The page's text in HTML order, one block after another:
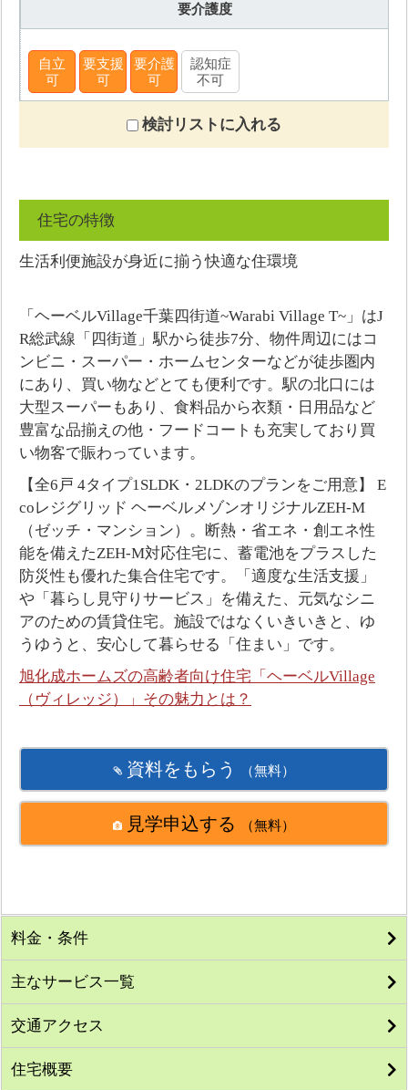
要介護度
自立
可
要支援
可
要介護
可
認知症
不可
検討リストに入れる
住宅の特徴
生活利便施設が身近に揃う快適な住環境
「ヘーベルVillage千葉四街道~Warabi Village T~」はJ
R総武線「四街道」駅から徒歩7分、物件周辺にはコ
ンビニ・スーパー・ホームセンターなどが徒歩圏内
にあり、買い物などとても便利です。駅の北口には
大型スーパーもあり、食料品から衣類・日用品など
豊富な品揃えの他・フードコートも充実しており買
い物客で賑わっています。
【全6戸 4タイプ1SLDK・2LDKのプランをご用意】 E
coレジグリッド ヘーベルメゾンオリジナルZEH-M
（ゼッチ・マンション）。断熱・省エネ・創エネ性
能を備えたZEH-M対応住宅に、蓄電池をプラスした
防災性も優れた集合住宅です。「適度な生活支援」
や「暮らし見守りサービス」を備えた、元気なシニ
アのための賃貸住宅。施設ではなくいきいきと、ゆ
うゆうと、安心して暮らせる「住まい」です。
旭化成ホームズの高齢者向け住宅「ヘーベルVillage
（ヴィレッジ）」その魅力とは？
資料をもらう （無料）
見学申込する （無料）
料金・条件
主なサービス一覧
交通アクセス
住宅概要